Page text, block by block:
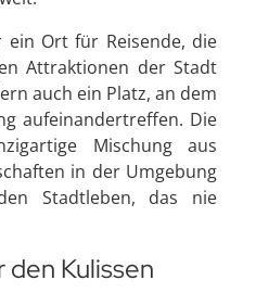
ein Ort für Reisende, die
Attraktionen der Stadt
auch ein Platz, an dem
aufeinandertreffen. Die
Mischung aus
in der Umgebung
Stadtleben, das nie
Kulissen